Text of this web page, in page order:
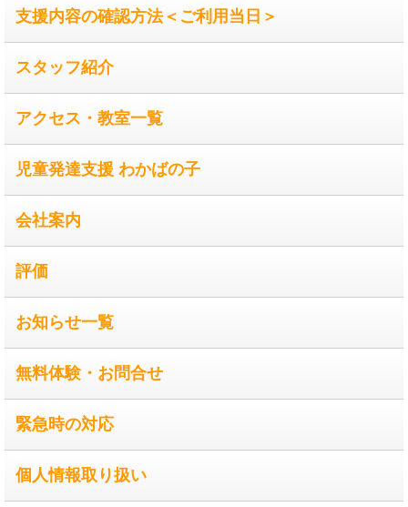
支援内容の確認方法＜ご利用当日＞
スタッフ紹介
アクセス・教室一覧
児童発達支援 わかばの子
会社案内
評価
お知らせ一覧
無料体験・お問合せ
緊急時の対応
個人情報取り扱い